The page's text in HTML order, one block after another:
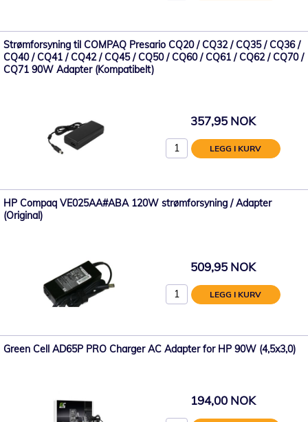
Strømforsyning til COMPAQ Presario CQ20 / CQ32 / CQ35 / CQ36 /
CQ40 / CQ41 / CQ42 / CQ45 / CQ50 / CQ60 / CQ61 / CQ62 / CQ70 /
CQ71 90W Adapter (Kompatibelt)
357,95 NOK
LEGG I KURV
HP Compaq VE025AA#ABA 120W strømforsyning / Adapter
(Original)
509,95 NOK
LEGG I KURV
Green Cell AD65P PRO Charger AC Adapter for HP 90W (4,5x3,0)
194,00 NOK